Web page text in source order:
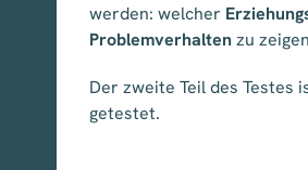
werden: welcher
Problemverhaltenzu
Der zweite Teil des Testes
getestet.